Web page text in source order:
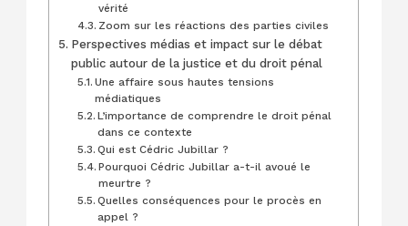
vérité
Zoom sur les réactions des parties civiles
Perspectives médias et impact sur le débat
public autour de la justice et du droit pénal
Une affaire sous hautes tensions
médiatiques
L’importance de comprendre le droit pénal
dans ce contexte
Qui est Cédric Jubillar ?
Pourquoi Cédric Jubillar a-t-il avoué le
meurtre ?
Quelles conséquences pour le procès en
appel ?